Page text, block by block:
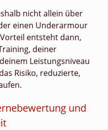
nicht allein über
einen Underarmour
entsteht dann,
deiner
Leistungsniveau
Risiko, reduzierte,
und